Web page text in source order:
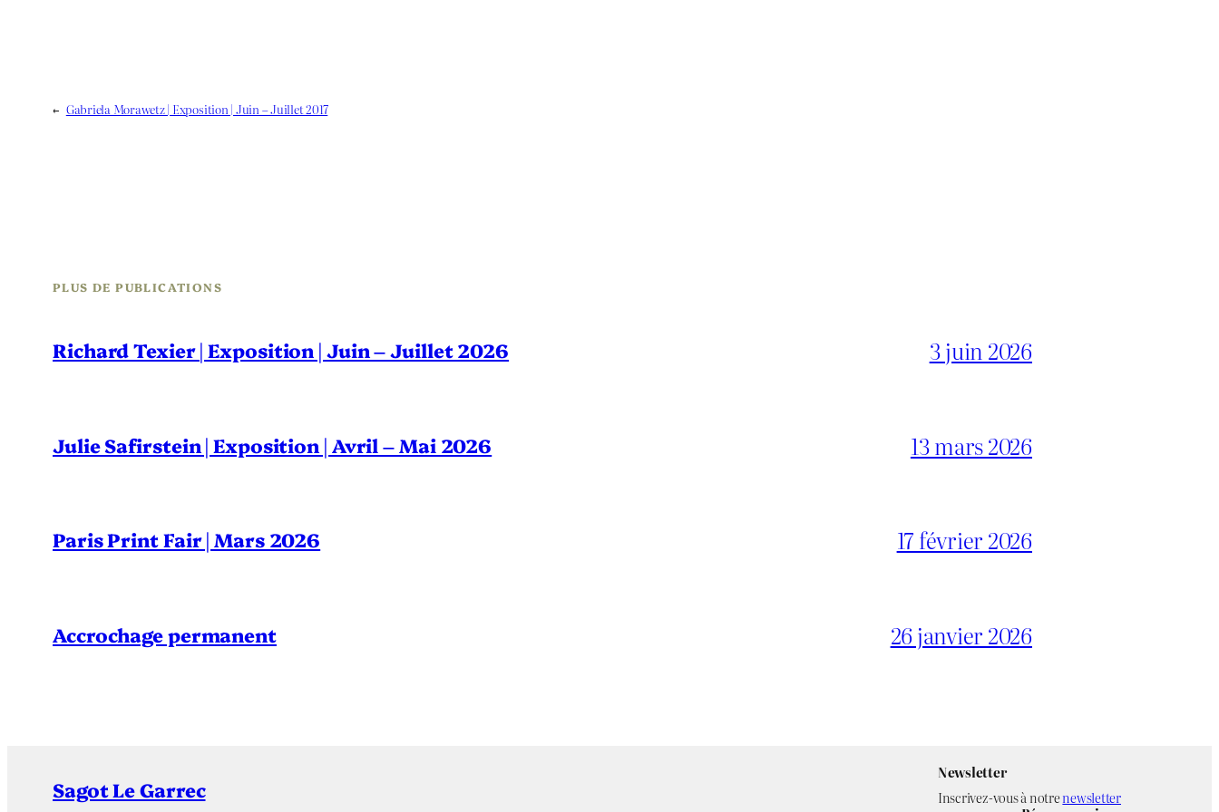
← Gabriela Morawetz | Exposition | Juin – Juillet 2017
PLUS DE PUBLICATIONS
Richard Texier | Exposition | Juin – Juillet 2026 3 juin 2026
Julie Safirstein | Exposition | Avril – Mai 2026 13 mars 2026
Paris Print Fair | Mars 2026 17 février 2026
Accrochage permanent 26 janvier 2026
Sagot Le Garrec
Newsletter
Inscrivez-vous à notrenewsletter